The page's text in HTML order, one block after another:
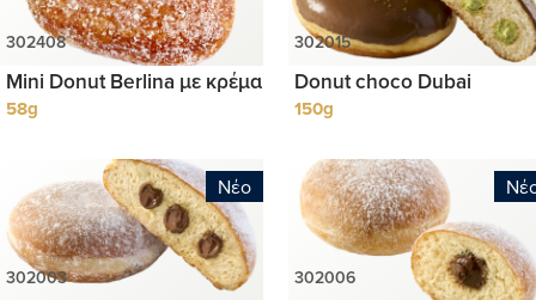
Mini Donut Berlina με κρέμα
58g
Donut choco Dubai
150g
Νέο